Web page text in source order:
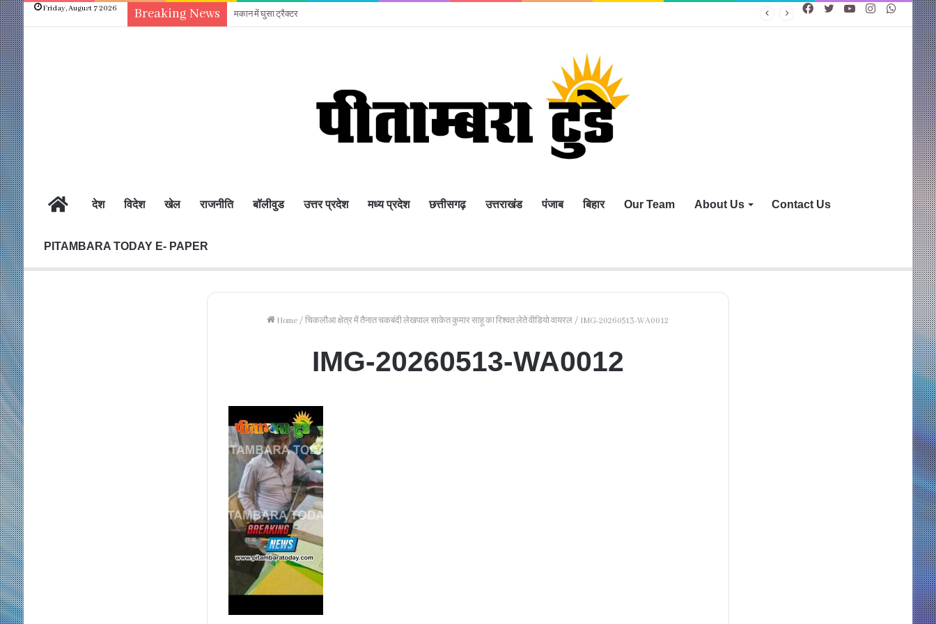
Friday, August 7 2026 Breaking News मकान में घुसा ट्रैक्टर
Instagram
YouTube
Twitter
Facebook
होम देश विदेश खेल राजनीति बॉलीवुड उत्तर प्रदेश मध्य प्रदेश छत्तीसगढ़ उत्तराखंड पंजाब बिहार Our Team About Us Contact Us
PITAMBARA TODAY E- PAPER
Home / चिकलौआ क्षेत्र में तैनात चकबंदी लेखपाल साकेत कुमार साहू का रिश्वत लेते वीडियो वायरल / IMG-20260513-WA0012
IMG-20260513-WA0012